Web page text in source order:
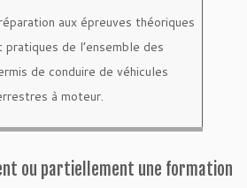
aux épreuves théoriques
pratiques de l’ensemble des
de conduire de véhicules
à moteur.
ou partiellement une formation